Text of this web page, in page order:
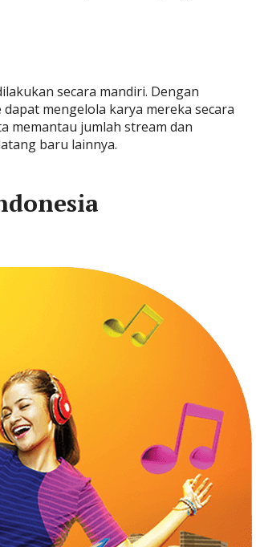
secara mandiri. Dengan
mengelola karya mereka secara
memantau jumlah stream dan
baru lainnya.